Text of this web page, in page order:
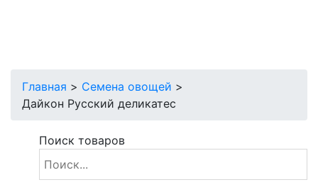
Главная > Семена овощей >
Дайкон Русский деликатес
Поиск товаров